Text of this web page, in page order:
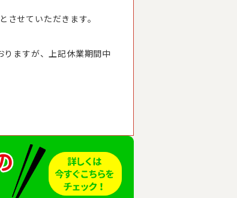
せていただきます。
ますが、上記休業期間中